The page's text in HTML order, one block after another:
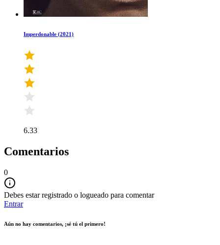
Imperdonable (2021)
6.33
Comentarios
0
Debes estar registrado o logueado para comentar
Entrar
Aún no hay comentarios, ¡sé tú el primero!